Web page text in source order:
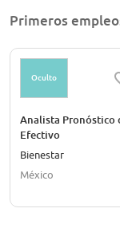
Primeros
Oculto
Analista Pronóstico
Efectivo
Bienestar
México